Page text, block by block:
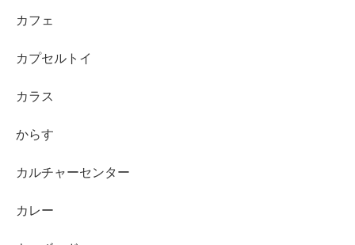
カフェ
カプセルトイ
カラス
からす
カルチャーセンター
カレー